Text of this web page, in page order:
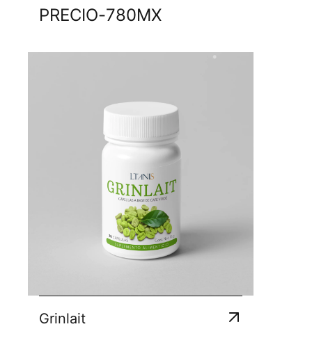
PRECIO-780MX
Grinlait